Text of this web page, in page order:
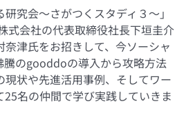
研究会～さがつくスタディ３～」
式会社の代表取締役社長下垣圭介
奈津氏をお招きして、今ソーシャ
騰のgooddoの導入から攻略方法
現状や先進活用事例、そしてワー
25名の仲間で学び実践していきま